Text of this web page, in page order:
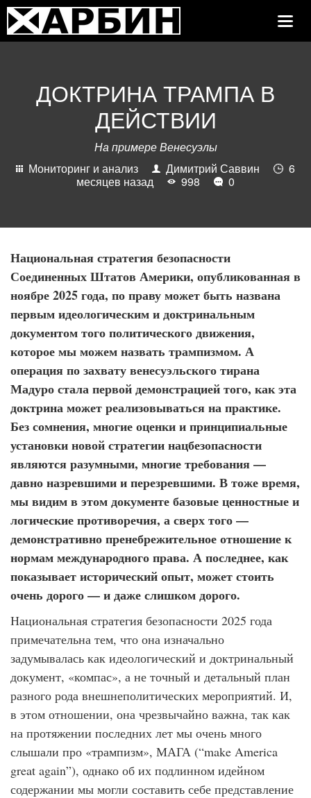
Toggle
ДОКТРИНА ТРАМПА В
ДЕЙСТВИИ
На примере Венесуэлы
Мониторинг и анализ
Димитрий Саввин
6
месяцев назад
998 0
Национальная стратегия безопасности
Соединенных Штатов Америки, опубликованная в
ноябре 2025 года, по праву может быть названа
первым идеологическим и доктринальным
документом того политического движения,
которое мы можем назвать трампизмом. А
операция по захвату венесуэльского тирана
Мадуро стала первой демонстрацией того, как эта
доктрина может реализовываться на практике.
Без сомнения, многие оценки и принципиальные
установки новой стратегии нацбезопасности
являются разумными, многие требования —
давно назревшими и перезревшими. В тоже время,
мы видим в этом документе базовые ценностные и
логические противоречия, а сверх того —
демонстративно пренебрежительное отношение к
нормам международного права. А последнее, как
показывает исторический опыт, может стоить
очень дорого — и даже слишком дорого.
Национальная стратегия безопасности 2025 года
примечательна тем, что она изначально
задумывалась как идеологический и доктринальный
документ, «компас», а не точный и детальный план
разного рода внешнеполитических мероприятий. И,
в этом отношении, она чрезвычайно важна, так как
на протяжении последних лет мы очень много
слышали про «трампизм», МАГА (“make America
great again”), однако об их подлинном идейном
содержании мы могли составить себе представление